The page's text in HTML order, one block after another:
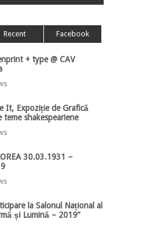
Recent Facebook
+ type @ CAV
It, Expoziție de Grafică
teme shakespeariene
30.03.1931 –
la Salonul Național al
și Lumină – 2019”